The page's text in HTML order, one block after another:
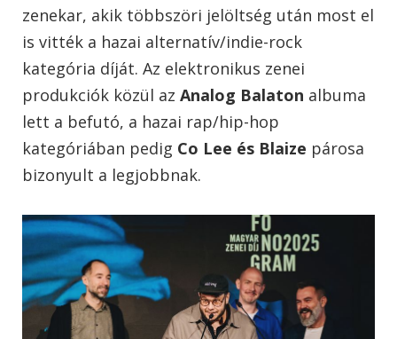
zenekar, akik többszöri jelöltség után most el
is vitték a hazai alternatív/indie-rock
kategória díját. Az elektronikus zenei
produkciók közül az Analog Balaton albuma
lett a befutó, a hazai rap/hip-hop
kategóriában pedig Co Lee és Blaize párosa
bizonyult a legjobbnak.